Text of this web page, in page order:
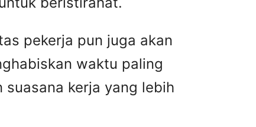
pekerja pun juga akan
waktu paling
kerja yang lebih